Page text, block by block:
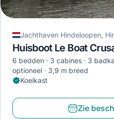
Jachthaven Hindeloopen,
Huisboot Le Boat
6 bedden 3 cabines 3
optioneel
3,9 m breed
Koelkast
Zie